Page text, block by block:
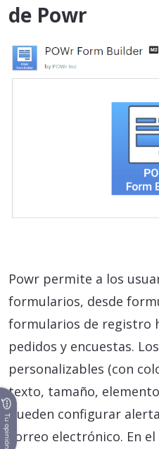
de Powr
Powr permite a los
formularios, desde
formularios de registro
pedidos y encuestas.
personalizables (con
texto, tamaño,
pueden configurar
correo electrónico. En
Tu opinión